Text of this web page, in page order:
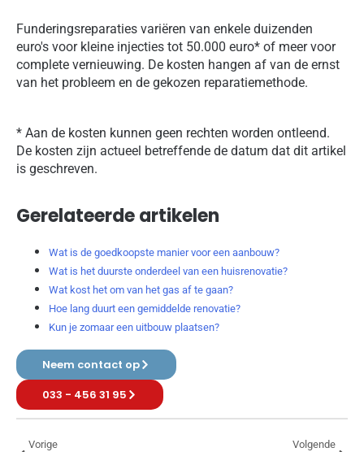
Funderingsreparaties variëren van enkele duizenden
euro's voor kleine injecties tot 50.000 euro* of meer voor
complete vernieuwing. De kosten hangen af van de ernst
van het probleem en de gekozen reparatiemethode.
* Aan de kosten kunnen geen rechten worden ontleend.
De kosten zijn actueel betreffende de datum dat dit artikel
is geschreven.
Gerelateerde artikelen
Wat is de goedkoopste manier voor een aanbouw?
Wat is het duurste onderdeel van een huisrenovatie?
Wat kost het om van het gas af te gaan?
Hoe lang duurt een gemiddelde renovatie?
Kun je zomaar een uitbouw plaatsen?
Neem contact op
033 - 456 31 95
Vorige Volgende